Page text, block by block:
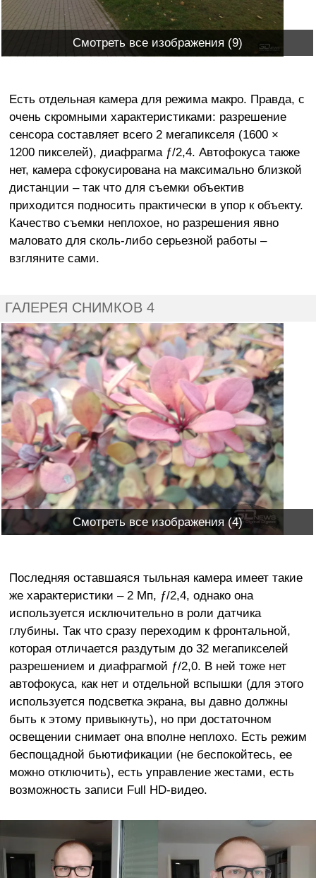
Смотреть все изображения (9)
Есть отдельная камера для режима макро. Правда, с
очень скромными характеристиками: разрешение
сенсора составляет всего 2 мегапикселя (1600 ×
1200 пикселей), диафрагма ƒ/2,4. Автофокуса также
нет, камера сфокусирована на максимально близкой
дистанции – так что для съемки объектив
приходится подносить практически в упор к объекту.
Качество съемки неплохое, но разрешения явно
маловато для сколь-либо серьезной работы –
взгляните сами.
ГАЛЕРЕЯ СНИМКОВ 4
Смотреть все изображения (4)
Последняя оставшаяся тыльная камера имеет такие
же характеристики – 2 Мп, ƒ/2,4, однако она
используется исключительно в роли датчика
глубины. Так что сразу переходим к фронтальной,
которая отличается раздутым до 32 мегапикселей
разрешением и диафрагмой ƒ/2,0. В ней тоже нет
автофокуса, как нет и отдельной вспышки (для этого
используется подсветка экрана, вы давно должны
быть к этому привыкнуть), но при достаточном
освещении снимает она вполне неплохо. Есть режим
беспощадной бьютификации (не беспокойтесь, ее
можно отключить), есть управление жестами, есть
возможность записи Full HD-видео.